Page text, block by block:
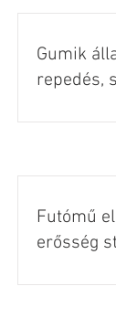
Gumik
repedés,
Futómű
erősség